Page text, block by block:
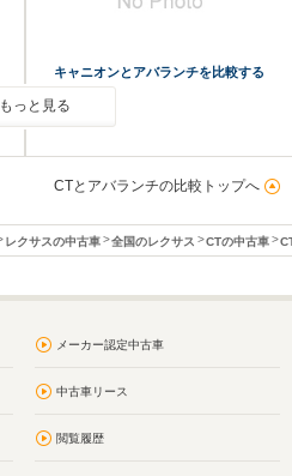
キャニオンとアバランチを比較する
もっと見る
CTとアバランチの比較トップへ
レクサスの中古車 全国のレクサス CTの中古車
メーカー認定中古車
中古車リース
閲覧履歴